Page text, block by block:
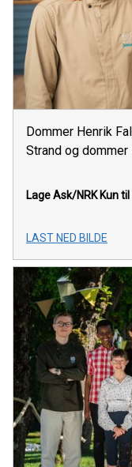
Dommer Henrik
Strand og
Lage Ask/NRK Kun
LAST NED BILDE